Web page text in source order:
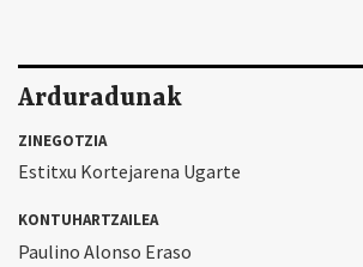
Arduradunak
ZINEGOTZIA
Estitxu Kortejarena Ugarte
KONTUHARTZAILEA
Paulino Alonso Eraso